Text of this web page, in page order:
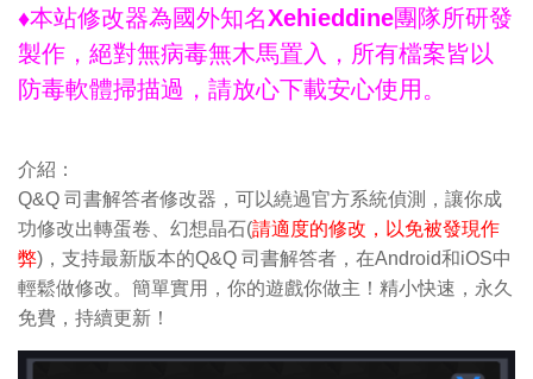
♦本站修改器為國外知名Xehieddine團隊所研發
製作，絕對無病毒無木馬置入，所有檔案皆以
防毒軟體掃描過，請放心下載安心使用。
介紹：
Q&Q 司書解答者修改器，可以繞過官方系統偵測，讓你成
功修改出轉蛋卷、幻想晶石(請適度的修改，以免被發現作
弊)，支持最新版本的Q&Q 司書解答者，在Android和iOS中
輕鬆做修改。簡單實用，你的遊戲你做主！精小快速，永久
免費，持續更新！